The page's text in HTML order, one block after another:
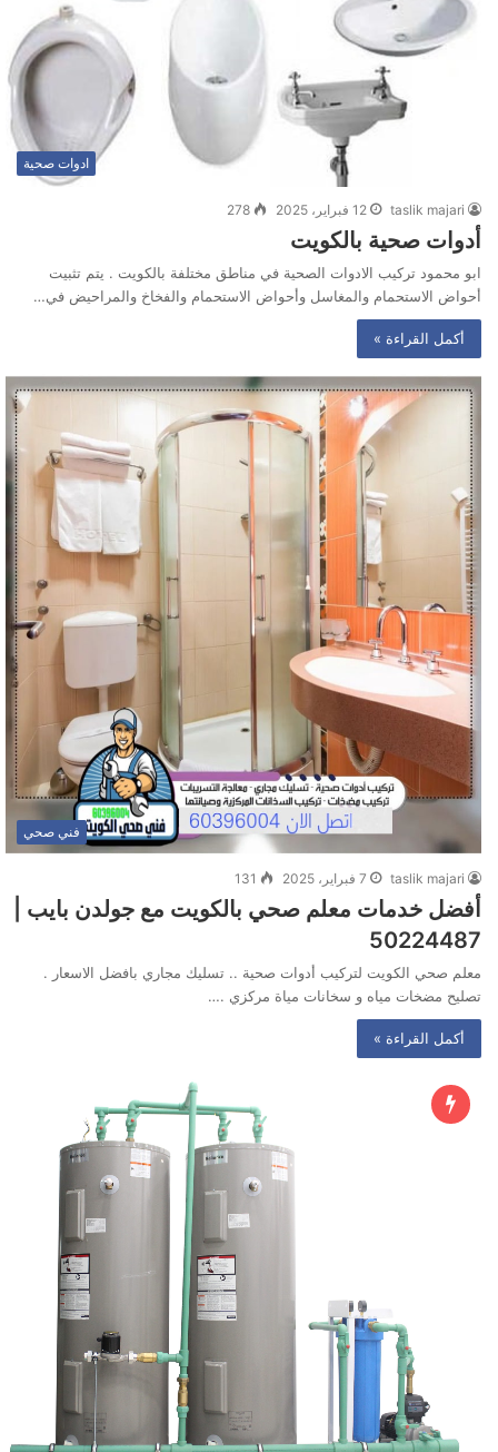
ادوات صحية
taslik majari 12 فبراير، 2025 278
أدوات صحية بالكويت
ابو محمود تركيب الادوات الصحية في مناطق مختلفة بالكويت . يتم تثبيت
أحواض الاستحمام والمغاسل وأحواض الاستحمام والفخاخ والمراحيض في…
أكمل القراءة »
فني صحي
taslik majari 7 فبراير، 2025 131
أفضل خدمات معلم صحي بالكويت مع جولدن بايب |
50224487
معلم صحي الكويت لتركيب أدوات صحية .. تسليك مجاري بافضل الاسعار .
تصليح مضخات مياه و سخانات مياة مركزي .…
أكمل القراءة »